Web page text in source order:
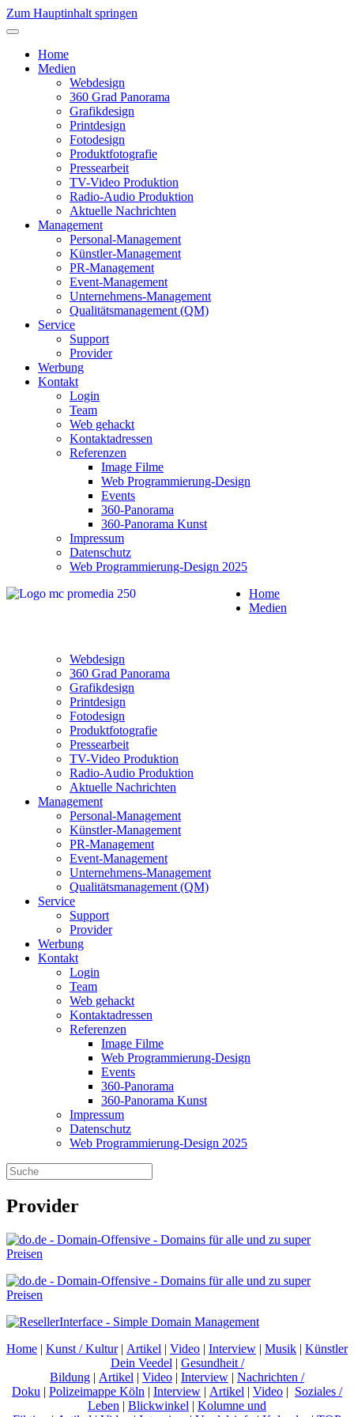
Zum Hauptinhalt springen
Home
Medien
Webdesign
360 Grad Panorama
Grafikdesign
Printdesign
Fotodesign
Produktfotografie
Pressearbeit
TV-Video Produktion
Radio-Audio Produktion
Aktuelle Nachrichten
Management
Personal-Management
Künstler-Management
PR-Management
Event-Management
Unternehmens-Management
Qualitätsmanagement (QM)
Service
Support
Provider
Werbung
Kontakt
Login
Team
Web gehackt
Kontaktadressen
Referenzen
Image Filme
Web Programmierung-Design
Events
360-Panorama
360-Panorama Kunst
Impressum
Datenschutz
Web Programmierung-Design 2025
Home
Medien
Webdesign
360 Grad Panorama
Grafikdesign
Printdesign
Fotodesign
Produktfotografie
Pressearbeit
TV-Video Produktion
Radio-Audio Produktion
Aktuelle Nachrichten
Management
Personal-Management
Künstler-Management
PR-Management
Event-Management
Unternehmens-Management
Qualitätsmanagement (QM)
Service
Support
Provider
Werbung
Kontakt
Login
Team
Web gehackt
Kontaktadressen
Referenzen
Image Filme
Web Programmierung-Design
Events
360-Panorama
360-Panorama Kunst
Impressum
Datenschutz
Web Programmierung-Design 2025
Provider
Home | Kunst / Kultur| Artikel | Video | Interview | Musik | Künstler
Dein Veedel | Gesundheit /
Bildung | Artikel | Video | Interview | Nachrichten /
Doku | Polizeimappe Köln | Interview | Artikel | Video | Soziales /
Leben | Blickwinkel | Kolumne und